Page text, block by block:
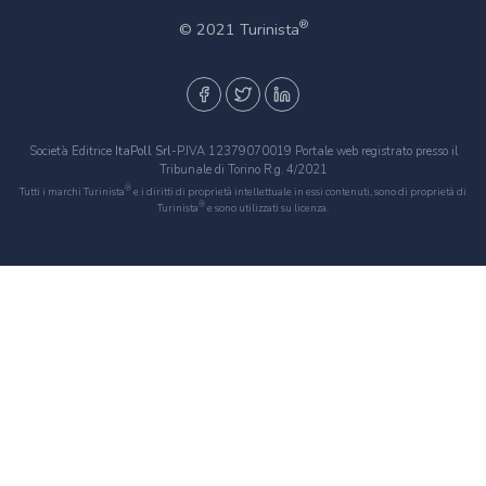
© 2021 Turinista®
Società Editrice ItaPoll Srl-P.IVA 12379070019 Portale web registrato presso il
Tribunale di Torino R.g. 4/2021
Tutti i marchi Turinista® e i diritti di proprietà intellettuale in essi contenuti, sono di proprietà di
Turinista® e sono utilizzati su licenza.